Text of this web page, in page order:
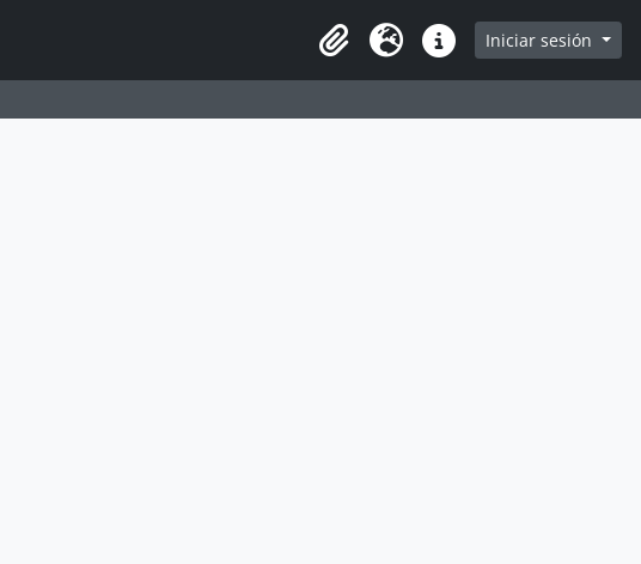
Portapapeles
Idioma Enlaces rápidos
Iniciar sesión